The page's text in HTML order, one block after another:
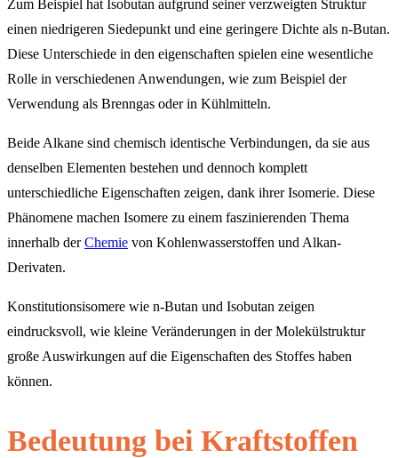
Zum Beispiel hat Isobutan aufgrund seiner verzweigten Struktur
einen niedrigeren Siedepunkt und eine geringere Dichte als n-Butan.
Diese Unterschiede in den eigenschaften spielen eine wesentliche
Rolle in verschiedenen Anwendungen, wie zum Beispiel der
Verwendung als Brenngas oder in Kühlmitteln.
Beide Alkane sind chemisch identische Verbindungen, da sie aus
denselben Elementen bestehen und dennoch komplett
unterschiedliche Eigenschaften zeigen, dank ihrer Isomerie. Diese
Phänomene machen Isomere zu einem faszinierenden Thema
innerhalb derChemie von Kohlenwasserstoffen und Alkan-
Derivaten.
Konstitutionsisomere wie n-Butan und Isobutan zeigen
eindrucksvoll, wie kleine Veränderungen in der Molekülstruktur
große Auswirkungen auf die Eigenschaften des Stoffes haben
können.
Bedeutung bei Kraftstoffen